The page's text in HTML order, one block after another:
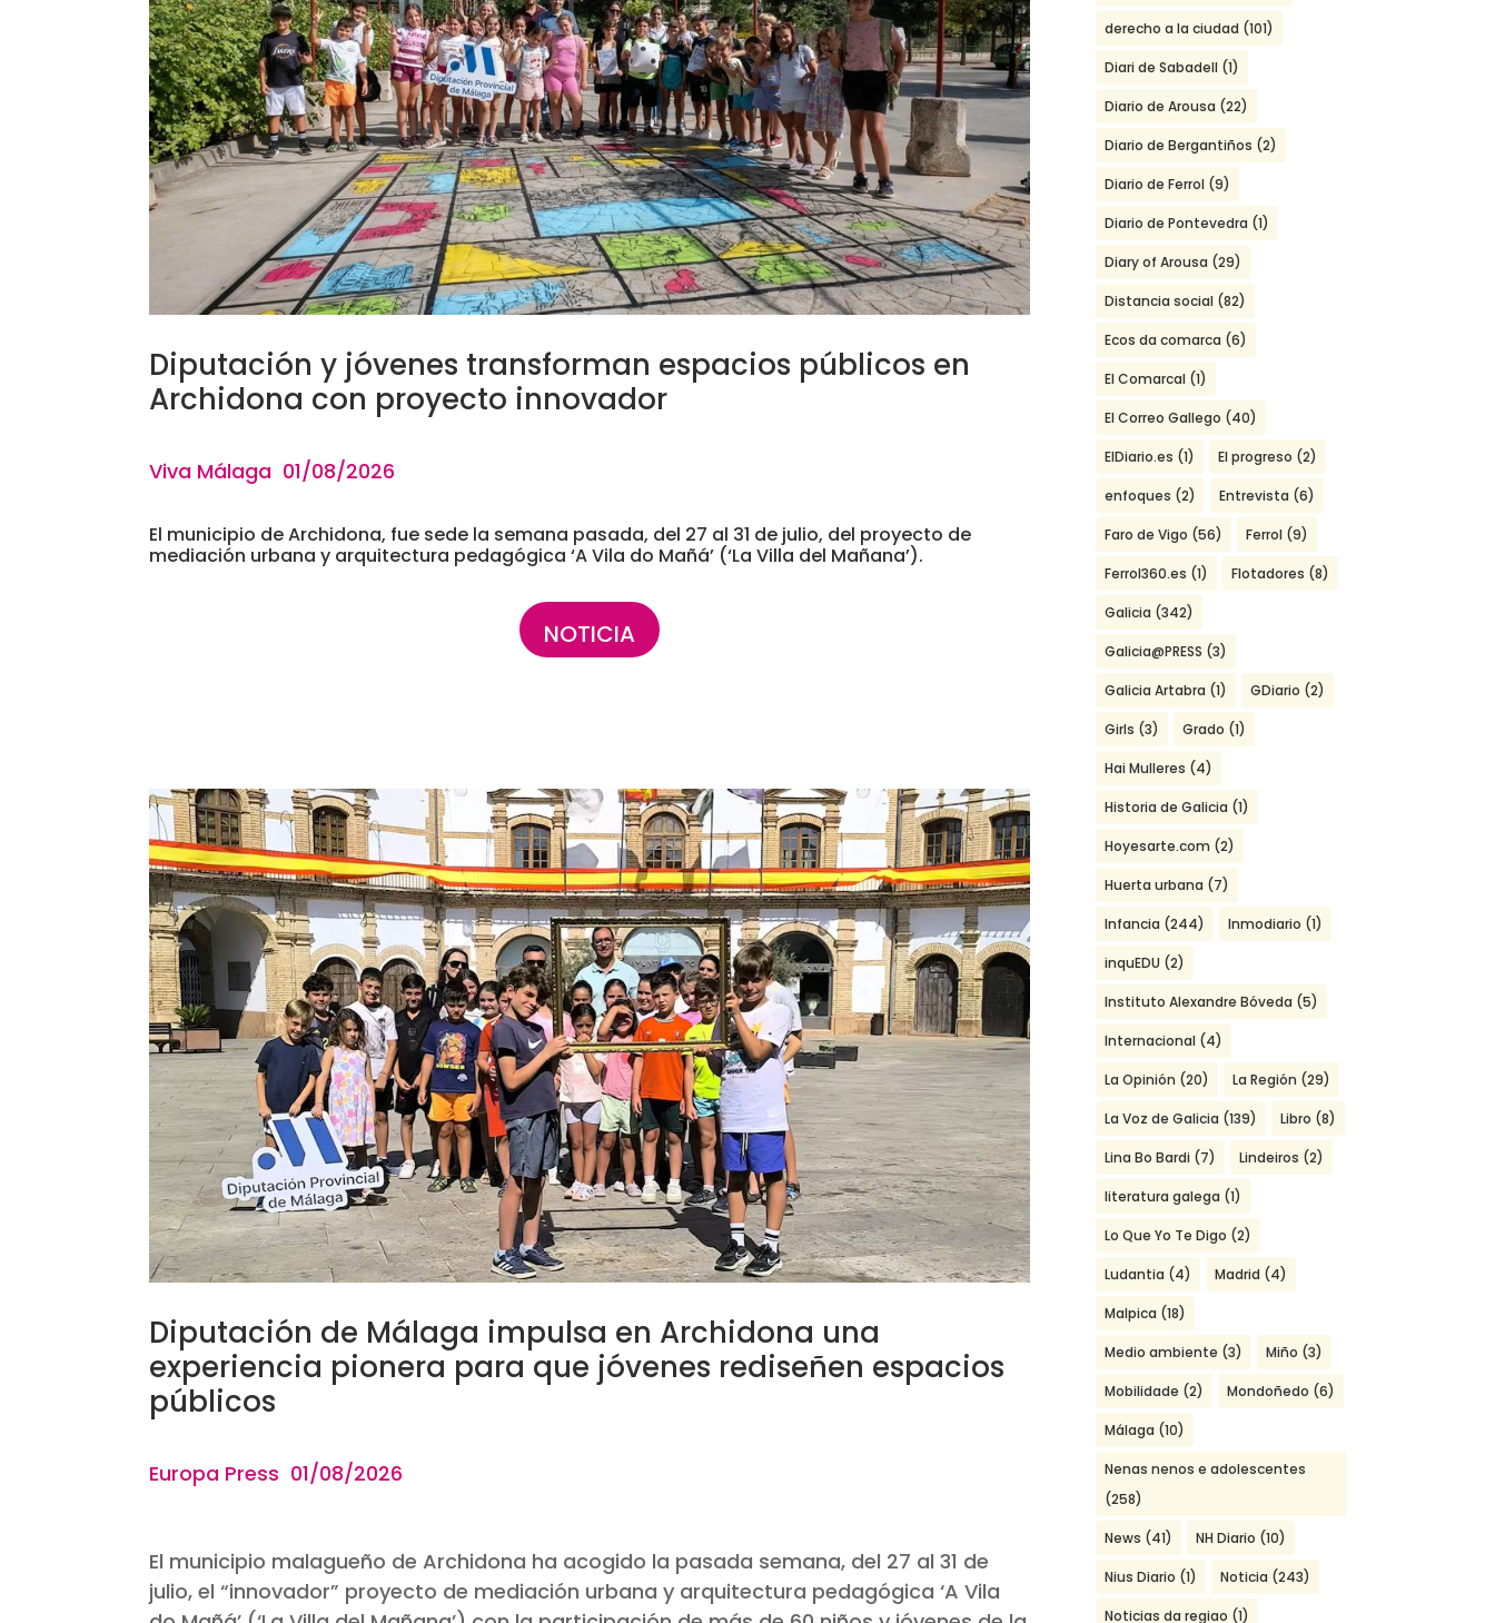
Diputación y jóvenes transforman espacios públicos en
Archidona con proyecto innovador
Viva Málaga 01/08/2026
El municipio de Archidona, fue sede la semana pasada, del 27 al 31 de julio, del proyecto de
mediación urbana y arquitectura pedagógica ‘A Vila do Mañá’ (‘La Villa del Mañana’).
NOTICIA
Diputación de Málaga impulsa en Archidona una
experiencia pionera para que jóvenes rediseñen espacios
públicos
Europa Press 01/08/2026
El municipio malagueño de Archidona ha acogido la pasada semana, del 27 al 31 de
julio, el “innovador” proyecto de mediación urbana y arquitectura pedagógica ‘A Vila
derecho a la ciudad (101)
Diari de Sabadell (1)
Diario de Arousa (22)
Diario de Bergantiños (2)
Diario de Ferrol (9)
Diario de Pontevedra (1)
Diary of Arousa (29)
Distancia social (82)
Ecos da comarca (6)
El Comarcal (1)
El Correo Gallego (40)
ElDiario.es (1) El progreso (2)
enfoques (2) Entrevista (6)
Faro de Vigo (56) Ferrol (9)
Ferrol360.es (1) Flotadores (8)
Galicia (342)
Galicia@PRESS (3)
Galicia Artabra (1) GDiario (2)
Girls (3) Grado (1)
Hai Mulleres (4)
Historia de Galicia (1)
Hoyesarte.com (2)
Huerta urbana (7)
Infancia (244) Inmodiario (1)
inquEDU (2)
Instituto Alexandre Bóveda (5)
Internacional (4)
La Opinión (20) La Región (29)
La Voz de Galicia (139) Libro (8)
Lina Bo Bardi (7) Lindeiros (2)
literatura galega (1)
Lo Que Yo Te Digo (2)
Ludantia (4) Madrid (4)
Malpica (18)
Medio ambiente (3) Miño (3)
Mobilidade (2) Mondoñedo (6)
Málaga (10)
Nenas nenos e adolescentes
(258)
News (41) NH Diario (10)
Nius Diario (1) Noticia (243)
Noticias da regiao (1)